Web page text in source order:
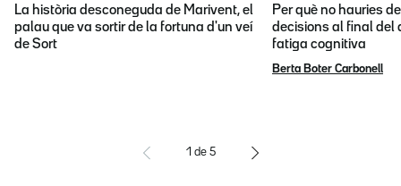
La història desconeguda de Marivent, el
palau que va sortir de la fortuna d'un veí
de Sort
Per què no hauries
decisions al final del
fatiga cognitiva
Berta Boter Carbonell
1 de 5